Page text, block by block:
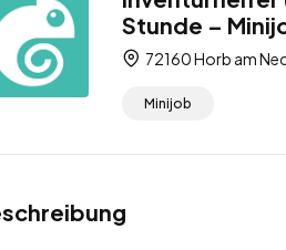
Stunde –
72160 Horb am
Minijob